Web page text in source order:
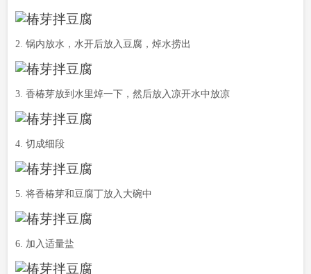
2. 锅内放水，水开后放入豆腐，焯水捞出
3. 香椿芽放到水里焯一下，然后放入凉开水中放凉
4. 切成细段
5. 将香椿芽和豆腐丁放入大碗中
6. 加入适量盐